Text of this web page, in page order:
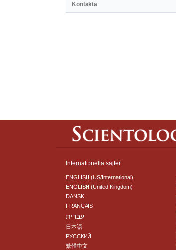
Kontakta
Internationella sajter
ENGLISH (US/International)
ENGLISH (United Kingdom)
DANSK
FRANÇAIS
עברית
日本語
РУССКИЙ
繁體中文